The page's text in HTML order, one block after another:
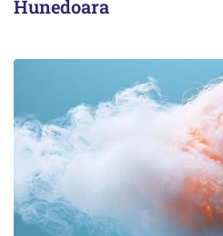
Hunedoara